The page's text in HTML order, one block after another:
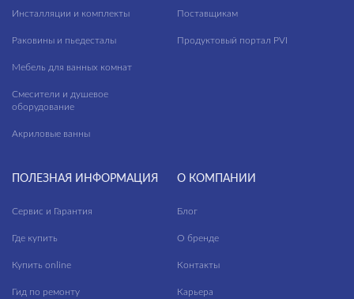
Инсталляции и комплекты
Раковины и пьедесталы
Мебель для ванных комнат
Смесители и душевое
оборудование
Акриловые ванны
Поставщикам
Продуктовый портал PVI
ПОЛЕЗНАЯ ИНФОРМАЦИЯ
Сервис и Гарантия
Где купить
Купить online
Гид по ремонту
О КОМПАНИИ
Блог
О бренде
Контакты
Карьера